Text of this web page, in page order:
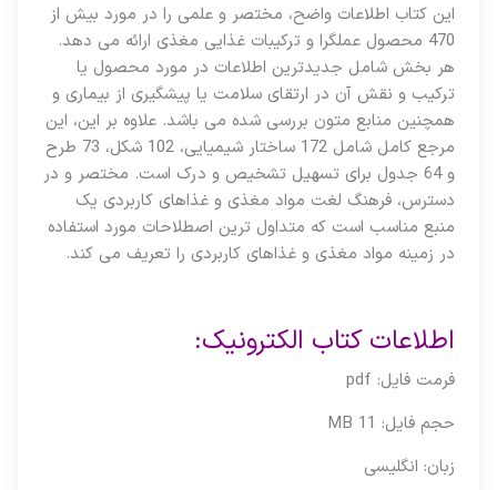
این کتاب اطلاعات واضح، مختصر و علمی را در مورد بیش از
470 محصول عملگرا و ترکیبات غذایی مغذی ارائه می دهد.
هر بخش شامل جدیدترین اطلاعات در مورد محصول یا
ترکیب و نقش آن در ارتقای سلامت یا پیشگیری از بیماری و
همچنین منابع متون بررسی شده می باشد. علاوه بر این، این
مرجع کامل شامل 172 ساختار شیمیایی، 102 شکل، 73 طرح
و 64 جدول برای تسهیل تشخیص و درک است. مختصر و در
دسترس، فرهنگ لغت مواد مغذی و غذاهای کاربردی یک
منبع مناسب است که متداول ترین اصطلاحات مورد استفاده
در زمینه مواد مغذی و غذاهای کاربردی را تعریف می کند.
اطلاعات کتاب الکترونیک:
فرمت فایل: pdf
حجم فایل: 11 MB
زبان: انگلیسی